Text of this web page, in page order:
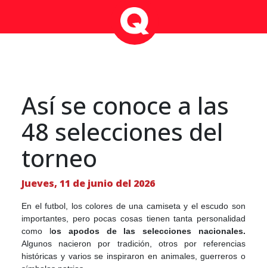
Así se conoce a las
48 selecciones del
torneo
Jueves, 11 de junio del 2026
En el futbol, los colores de una camiseta y el escudo son
importantes, pero pocas cosas tienen tanta personalidad
como los apodos de las selecciones nacionales.
Algunos nacieron por tradición, otros por referencias
históricas y varios se inspiraron en animales, guerreros o